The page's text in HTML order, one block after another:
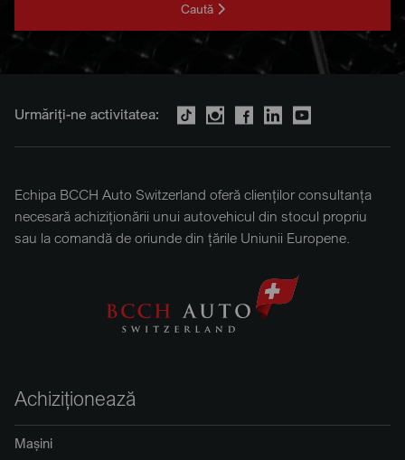
Caută
Urmăriți-ne activitatea:
Echipa BCCH Auto Switzerland oferă clienților consultanța
necesară achiziționării unui autovehicul din stocul propriu
sau la comandă de oriunde din țările Uniunii Europene.
Achiziționează
Mașini